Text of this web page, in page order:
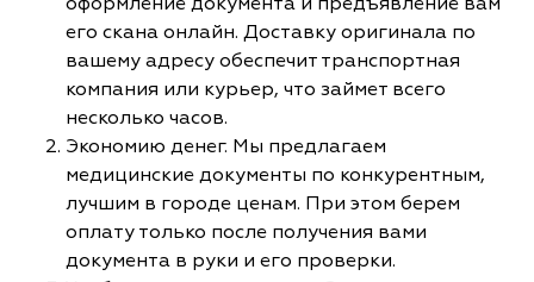
его скана онлайн. Доставку оригинала по
вашему адресу обеспечит транспортная
компания или курьер, что займет всего
несколько часов.
Экономию денег. Мы предлагаем
медицинские документы по конкурентным,
лучшим в городе ценам. При этом берем
оплату только после получения вами
документа в руки и его проверки.